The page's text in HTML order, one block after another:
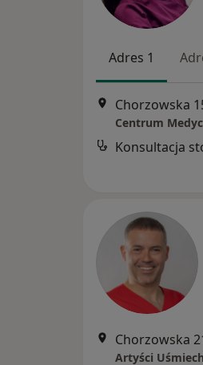
Adres 1
Chorzowska
Konsultacja
Chorzowska